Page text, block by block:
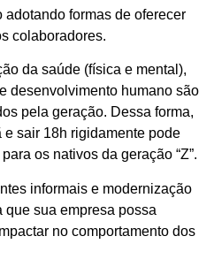
formas de oferecer
colaboradores.
da saúde (física e mental),
desenvolvimento humano são
pela geração. Dessa forma,
e sair 18h rigidamente pode
os nativos da geração “Z”.
informais e modernização
que sua empresa possa
no comportamento dos